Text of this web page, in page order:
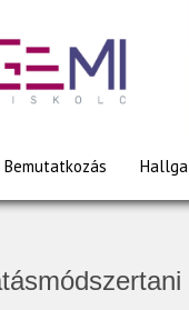
Bemutatkozás